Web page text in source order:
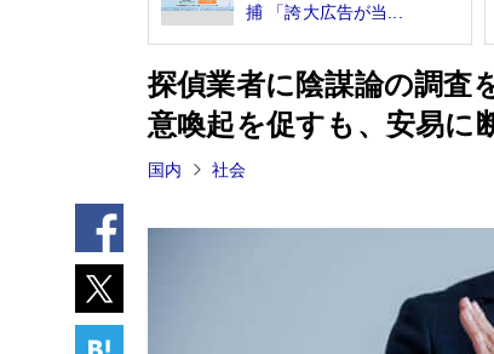
捕 「誇大広告が当...
探偵業者に陰謀論の調
意喚起を促すも、安易に
国内 社会